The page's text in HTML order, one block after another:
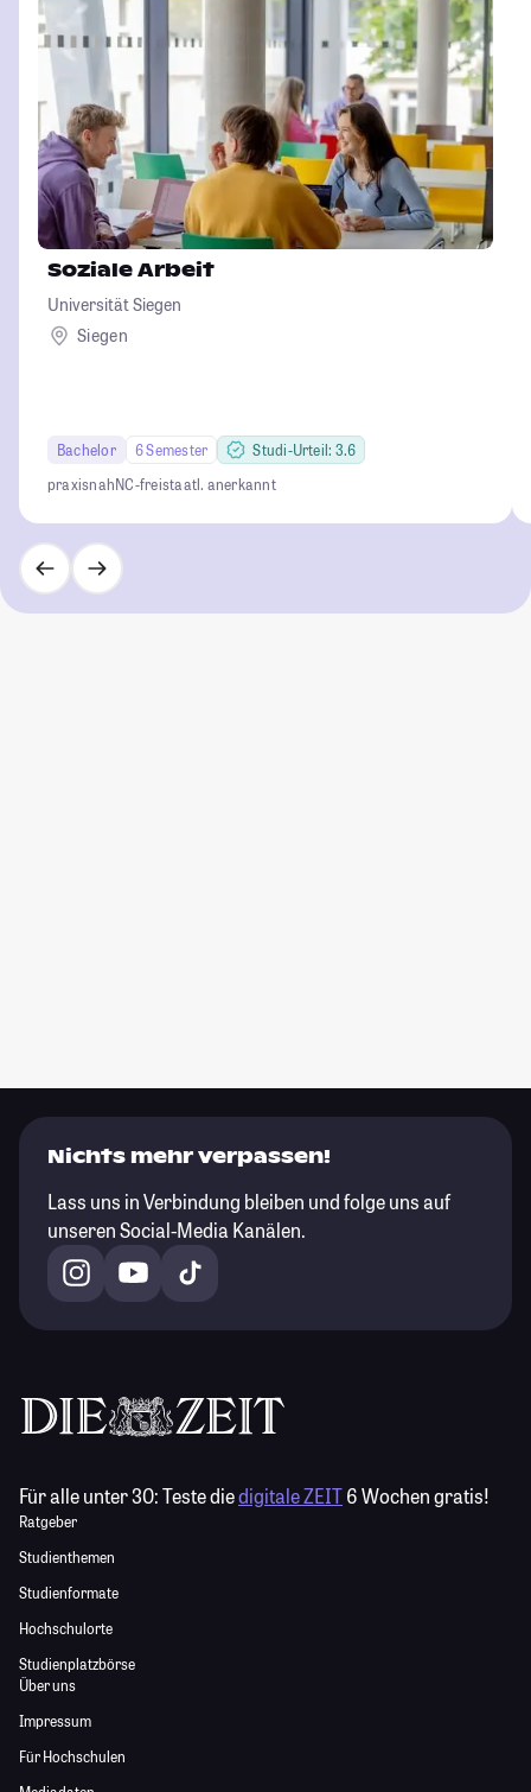
Soziale Arbeit
Universität Siegen
Siegen
Bachelor 6 Semester
Studi-Urteil: 3.6
praxisnahNC-freistaatl. anerkannt
Nichts mehr verpassen!
Lass uns in Verbindung bleiben und folge uns auf
unseren Social-Media Kanälen.
Für alle unter 30:Teste diedigitale ZEIT6 Wochen gratis!
Ratgeber
Studienthemen
Studienformate
Hochschulorte
Studienplatzbörse
Über uns
Impressum
Für Hochschulen